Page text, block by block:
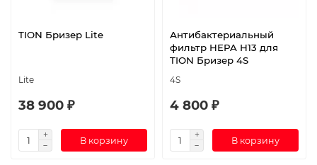
TION Бризер Lite
Lite
38 900 ₽
В корзину
Антибактериальный
фильтр HEPA H13 для
TION Бризер 4S
4S
4 800 ₽
В корзину